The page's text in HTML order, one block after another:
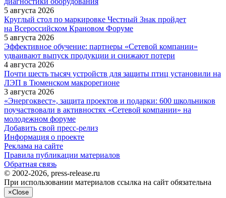
5 августа 2026
Круглый стол по маркировке Честный Знак пройдет
на Всероссийском Крановом Форуме
5 августа 2026
Эффективное обучение: партнеры «Сетевой компании»
удваивают выпуск продукции и снижают потери
4 августа 2026
Почти шесть тысяч устройств для защиты птиц установили на
ЛЭП в Тюменском макрорегионе
3 августа 2026
«Энергоквест», защита проектов и подарки: 600 школьников
поучаствовали в активностях «Сетевой компании» на
молодежном форуме
Добавить свой пресс-релиз
Информация о проекте
Реклама на сайте
Правила публикации материалов
Обратная связь
© 2002-2026, press-release.ru
При использовании материалов ссылка на сайт обязательна
×Close